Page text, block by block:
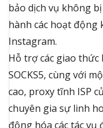
bảo dịch vụ không
hành các hoạt
Instagram.
Hỗ trợ các giao thức
SOCKS5, cùng với
cao, proxy tĩnh ISP
chuyên gia sự linh
động hóa các tác vụ